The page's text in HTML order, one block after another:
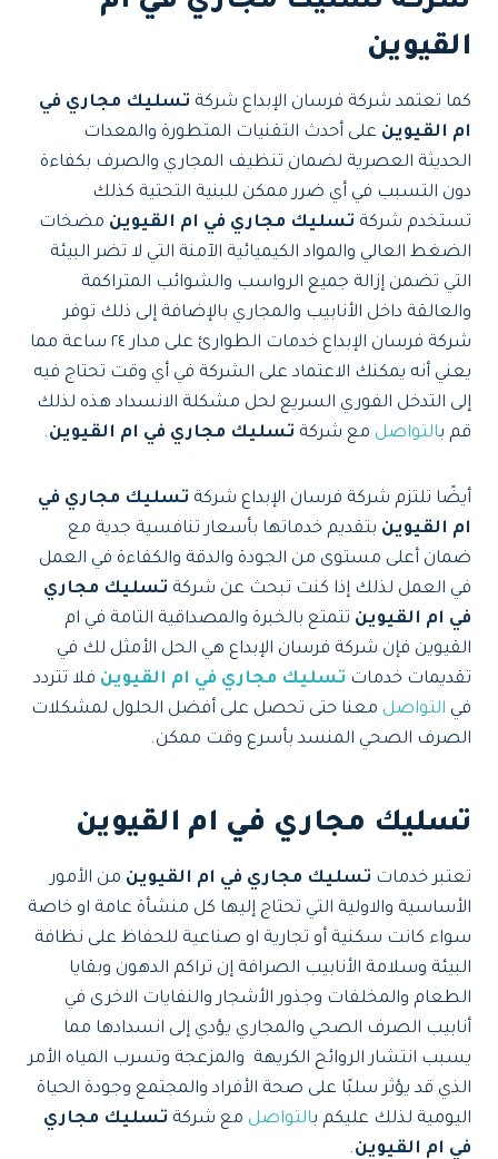
القيوين
كما تعتمد شركة فرسان الإبداع شركة تسليك مجاري في
ام القيوين على أحدث التقنيات المتطورة والمعدات
الحديثة العصرية لضمان تنظيف المجاري والصرف بكفاءة
دون التسبب في أي ضرر ممكن للبنية التحتية كذلك
تستخدم شركة تسليك مجاري في ام القيوين مضخات
الضغط العالي والمواد الكيميائية الآمنة التي لا تضر البيئة
التي تضمن إزالة جميع الرواسب والشوائب المتراكمة
والعالقة داخل الأنابيب والمجاري بالإضافة إلى ذلك توفر
شركة فرسان الإبداع خدمات الطوارئ على مدار ٢٤ ساعة مما
يعني أنه يمكنك الاعتماد على الشركة في أي وقت تحتاج فيه
إلى التدخل الفوري السريع لحل مشكلة الانسداد هذه لذلك
قم بالتواصل مع شركة تسليك مجاري في ام القيوين.
أيضًا تلتزم شركة فرسان الإبداع شركة تسليك مجاري في
ام القيوين بتقديم خدماتها بأسعار تنافسية جدية مع
ضمان أعلى مستوى من الجودة والدقة والكفاءة في العمل
في العمل لذلك إذا كنت تبحث عن شركة تسليك مجاري
في ام القيوين تتمتع بالخبرة والمصداقية التامة في ام
القيوين فإن شركة فرسان الإبداع هي الحل الأمثل لك في
تقديمات خدمات تسليك مجاري في ام القيوين فلا تتردد
في التواصل معنا حتى تحصل على أفضل الحلول لمشكلات
الصرف الصحي المنسد بأسرع وقت ممكن.
تسليك مجاري في ام القيوين
تعتبر خدمات تسليك مجاري في ام القيوين من الأمور
الأساسية والاولية التي تحتاج إليها كل منشأة عامة او خاصة
سواء كانت سكنية أو تجارية او صناعية للحفاظ على نظافة
البيئة وسلامة الأنابيب الصرافة إن تراكم الدهون وبقايا
الطعام والمخلفات وجذور الأشجار والنفايات الاخرى في
أنابيب الصرف الصحي والمجاري يؤدي إلى انسدادها مما
يسبب انتشار الروائح الكريهة والمزعجة وتسرب المياه الأمر
الذي قد يؤثر سلبًا على صحة الأفراد والمجتمع وجودة الحياة
اليومية لذلك عليكم بالتواصل مع شركة تسليك مجاري
في ام القيوين.